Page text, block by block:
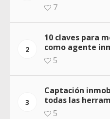
7
2
10 claves para
como agente
5
3
Captación
todas las
5